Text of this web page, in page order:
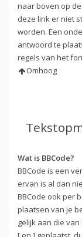
naar boven op
deze link er niet
worden. Een
antwoord te
regels van het
Omhoog
Wat is BBCode?
BBCode is een
ervan is al dan
BBCode ook per
plaatsen van je
gelijk aan die